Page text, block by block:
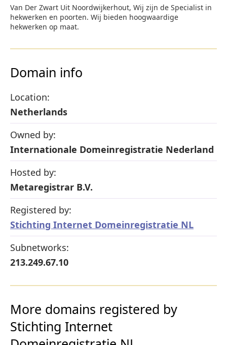
Van Der Zwart Uit Noordwijkerhout, Wij zijn de Specialist in
hekwerken en poorten. Wij bieden hoogwaardige
hekwerken op maat.
Domain info
Location:
Netherlands
Owned by:
Internationale Domeinregistratie Nederland
Hosted by:
Metaregistrar B.V.
Registered by:
Stichting Internet Domeinregistratie NL
Subnetworks:
213.249.67.10
More domains registered by
Stichting Internet